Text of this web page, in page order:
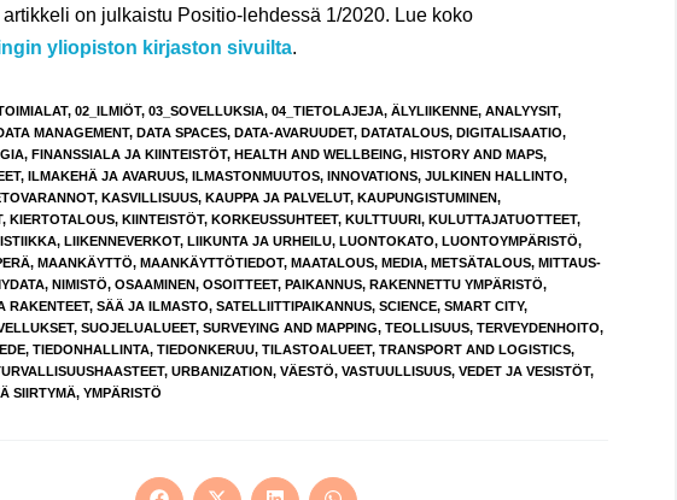
on julkaistu Positio-lehdessä 1/2020. Lue koko
yliopiston kirjaston sivuilta.
, 02_ILMIÖT, 03_SOVELLUKSIA, 04_TIETOLAJEJA, ÄLYLIIKENNE, ANALYYSIT,
MANAGEMENT, DATA SPACES, DATA-AVARUUDET, DATATALOUS, DIGITALISAATIO,
, FINANSSIALA JA KIINTEISTÖT, HEALTH AND WELLBEING, HISTORY AND MAPS,
, ILMAKEHÄ JA AVARUUS, ILMASTONMUUTOS, INNOVATIONS, JULKINEN HALLINTO,
, KASVILLISUUS, KAUPPA JA PALVELUT, KAUPUNGISTUMINEN,
, KIERTOTALOUS, KIINTEISTÖT, KORKEUSSUHTEET, KULTTUURI, KULUTTAJATUOTTEET,
, LIIKENNEVERKOT, LIIKUNTA JA URHEILU, LUONTOKATO, LUONTOYMPÄRISTÖ,
, MAANKÄYTTÖ, MAANKÄYTTÖTIEDOT, MAATALOUS, MEDIA, METSÄTALOUS, MITTAUS-
, NIMISTÖ, OSAAMINEN, OSOITTEET, PAIKANNUS, RAKENNETTU YMPÄRISTÖ,
RAKENTEET, SÄÄ JA ILMASTO, SATELLIITTIPAIKANNUS, SCIENCE, SMART CITY,
, SUOJELUALUEET, SURVEYING AND MAPPING, TEOLLISUUS, TERVEYDENHOITO,
, TIEDONHALLINTA, TIEDONKERUU, TILASTOALUEET, TRANSPORT AND LOGISTICS,
, URBANIZATION, VÄESTÖ, VASTUULLISUUS, VEDET JA VESISTÖT,
SIIRTYMÄ, YMPÄRISTÖ